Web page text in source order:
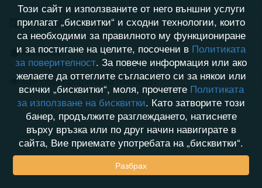
Хронология на игри
Активност
Кой видя профила на maroko87
Този сайт и използваните от него външни услуги
прилагат „бисквитки“ и сходни технологии, които
са необходими за правилното му функциониране
и за постигане на целите, посочени в Политиката
за поверителност. За повече информация или ако
желаете да оттеглите съгласието си за някои или
всички „бисквитки“, моля, прочетете Политиката
за използване на бисквитки. Като затворите този
банер, продължите разглеждането, натиснете
върху връзка или по друг начин навигирате в
сайта, Вие приемате употребата на „бисквитки“.
Разбрах